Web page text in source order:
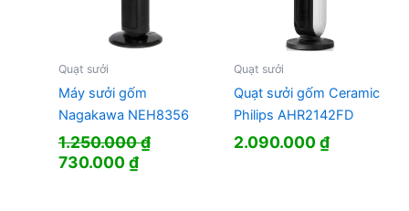
Quạt sưởi
Máy sưởi gốm
Nagakawa NEH8356
1.250.000₫
Giá
730.000₫Giá
Quạt sưởi
Quạt sưởi gốm Ceramic
Philips AHR2142FD
2.090.000₫